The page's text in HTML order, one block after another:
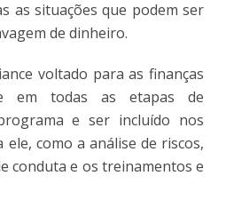
as situações que podem ser
de dinheiro.
voltado para as finanças
em todas as etapas de
e ser incluído nos
como a análise de riscos,
conduta e os treinamentos e